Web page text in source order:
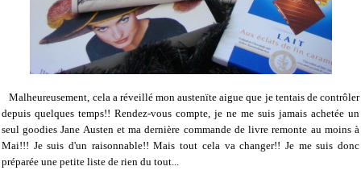
Malheureusement, cela a réveillé mon austenïte aigue que je tentais de contrôler
depuis quelques temps!! Rendez-vous compte, je ne me suis jamais achetée un
seul goodies Jane Austen et ma dernière commande de livre remonte au moins à
Mai!!! Je suis d'un raisonnable!! Mais tout cela va changer!! Je me suis donc
préparée une petite liste de rien du tout...